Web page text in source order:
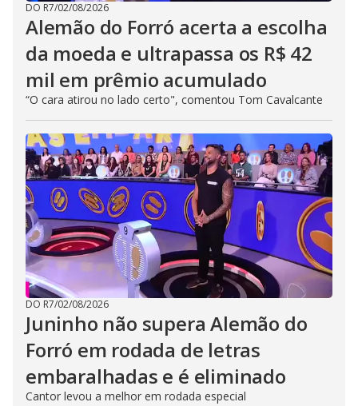
DO R7/02/08/2026
Alemão do Forró acerta a escolha
da moeda e ultrapassa os R$ 42
mil em prêmio acumulado
“O cara atirou no lado certo", comentou Tom Cavalcante
DO R7/02/08/2026
Juninho não supera Alemão do
Forró em rodada de letras
embaralhadas e é eliminado
Cantor levou a melhor em rodada especial